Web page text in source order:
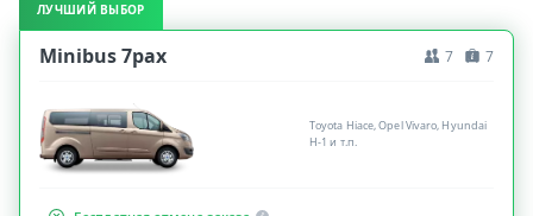
ЛУЧШИЙ ВЫБОР
Minibus 7pax 7 7
Toyota Hiace, Opel Vivaro, Hyundai
H-1 и т.п.